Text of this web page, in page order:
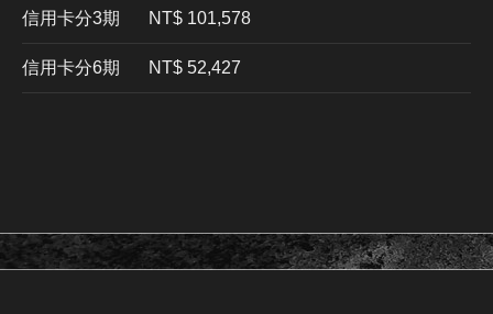
信用卡分3期 ​NT$ 101,578
信用卡分6期 NT$ 52,427